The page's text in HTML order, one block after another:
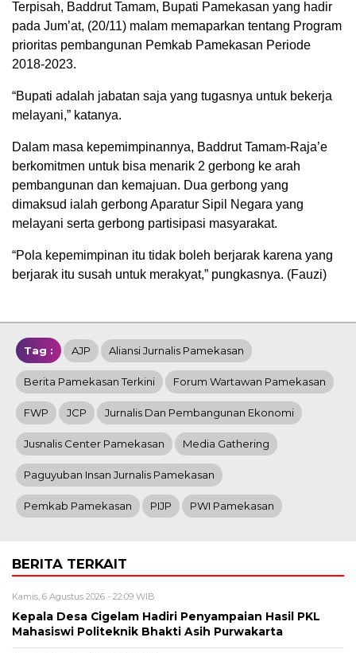
Terpisah, Baddrut Tamam, Bupati Pamekasan yang hadir
pada Jum’at, (20/11) malam memaparkan tentang Program
prioritas pembangunan Pemkab Pamekasan Periode
2018-2023.
“Bupati adalah jabatan saja yang tugasnya untuk bekerja
melayani,” katanya.
Dalam masa kepemimpinannya, Baddrut Tamam-Raja’e
berkomitmen untuk bisa menarik 2 gerbong ke arah
pembangunan dan kemajuan. Dua gerbong yang
dimaksud ialah gerbong Aparatur Sipil Negara yang
melayani serta gerbong partisipasi masyarakat.
“Pola kepemimpinan itu tidak boleh berjarak karena yang
berjarak itu susah untuk merakyat,” pungkasnya. (Fauzi)
Tag : AJP Aliansi Jurnalis Pamekasan
Berita Pamekasan Terkini Forum Wartawan Pamekasan
FWP JCP Jurnalis Dan Pembangunan Ekonomi
Jusnalis Center Pamekasan Media Gathering
Paguyuban Insan Jurnalis Pamekasan
Pemkab Pamekasan PIJP PWI Pamekasan
BERITA TERKAIT
Kamis, 6 Agustus 2026 - 22:09 WIB
Kepala Desa Cigelam Hadiri Penyampaian Hasil PKL
Mahasiswi Politeknik Bhakti Asih Purwakarta